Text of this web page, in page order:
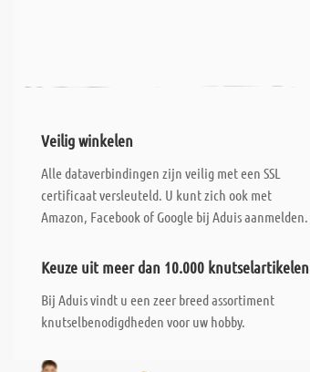
Veilig winkelen
Alle dataverbindingen zijn veilig met een SSL
certificaat versleuteld. U kunt zich ook met
Amazon, Facebook of Google bij Aduis aanmelden.
Keuze uit meer dan 10.000 knutselartikelen
Bij Aduis vindt u een zeer breed assortiment
knutselbenodigdheden voor uw hobby.